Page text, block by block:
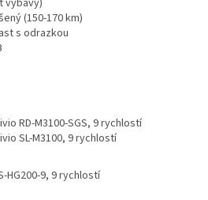
výbavy)
(150-170 km)
s odrazkou
RD-M3100-SGS, 9 rychlostí
SL-M3100, 9 rychlostí
HG200-9, 9 rychlostí